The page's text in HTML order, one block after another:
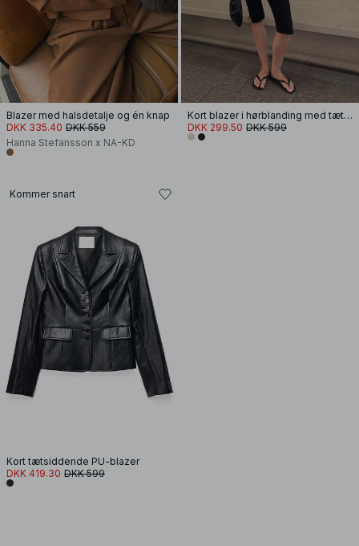
Blazer med halsdetalje og én knap
DKK 335.40 DKK 559
Hanna Stefansson x NA-KD
Kort blazer i hørblanding med tætsiddende pasform
DKK 299.50 DKK 599
Kommer snart
Kort tætsiddende PU-blazer
DKK 419.30 DKK 599